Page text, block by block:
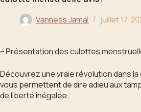
Vanness Jamal
juillet 17,
– Présentation des culottes
Découvrez une vraie révolution dans
vous permettent de dire adieu aux
de liberté inégalée.